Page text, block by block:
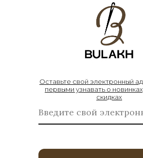
Оставьте свой электронный
первыми узнавать о
скидках